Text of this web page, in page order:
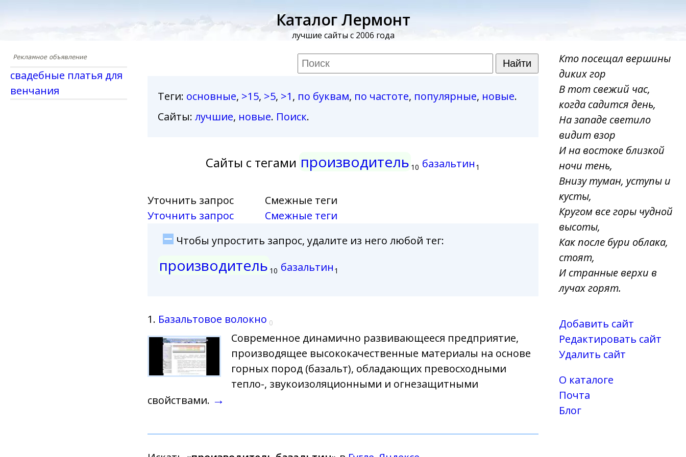
Каталог Лермонт
лучшие сайты с 2006 года
свадебные платья для
венчания
Теги: основные, >15, >5, >1, по буквам, по частоте, популярные, новые.
Сайты: лучшие, новые. Поиск.
Сайты с тегами производитель 10 базальтин 1
Уточнить запрос
Уточнить запрос
Смежные теги
Смежные теги
Чтобы упростить запрос, удалите из него любой тег:
производитель 10 базальтин 1
1. Базальтовое волокно 0
Современное динамично развивающееся предприятие,
производящее высококачественные материалы на основе
горных пород (базальт), обладающих превосходными
тепло-, звукоизоляционными и огнезащитными
свойствами. →
Кто посещал вершины
диких гор
В тот свежий час,
когда садится день,
На западе светило
видит взор
И на востоке близкой
ночи тень,
Внизу туман, уступы и
кусты,
Кругом все горы чудной
высоты,
Как после бури облака,
стоят,
И странные верхи в
лучах горят.
Добавить сайт
Редактировать сайт
Удалить сайт
О каталоге
Почта
Блог